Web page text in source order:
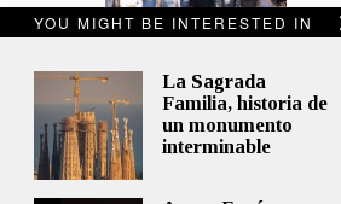
YOU MIGHT BE INTERESTED IN
La Sagrada
Familia, historia de
un monumento
interminable